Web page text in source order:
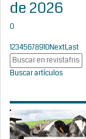
de 2026
0
12345678910NextLast
Buscar artículos